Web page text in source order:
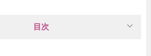
目次